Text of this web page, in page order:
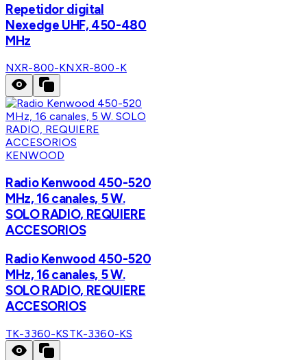
Repetidor digital
Nexedge UHF, 450-480
MHz
NXR-800-KNXR-800-K
KENWOOD
Radio Kenwood 450-520
MHz, 16 canales, 5 W.
SOLO RADIO, REQUIERE
ACCESORIOS
Radio Kenwood 450-520
MHz, 16 canales, 5 W.
SOLO RADIO, REQUIERE
ACCESORIOS
TK-3360-KSTK-3360-KS